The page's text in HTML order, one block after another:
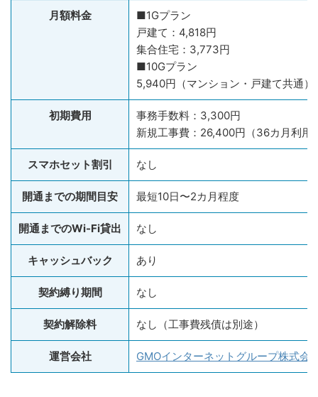
月額料金
■1Gプラン
戸建て：4,818円
集合住宅：3,773円
■10Gプラン
5,940円（マンション・戸建て共通）
初期費用
事務手数料：3,300円
新規工事費：26,400円（36カ月利用
スマホセット割引 なし
開通までの期間目安 最短10日〜2カ月程度
開通までのWi-Fi貸出 なし
キャッシュバック あり
契約縛り期間 なし
契約解除料 なし（工事費残債は別途）
運営会社 GMOインターネットグループ株式会